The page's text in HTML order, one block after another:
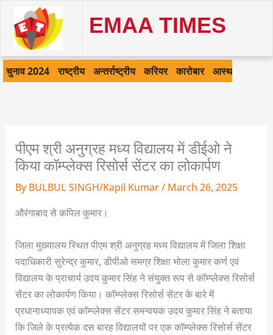
content
EMAA TIMES
चुनाव 2024 राष्ट्रीय अन्तर्राष्ट्रीय करियर कारोबार आस्था
पीएम श्री अनुग्रह मध्य विद्यालय में डीईओ ने
किया कॉम्प्लेक्स रिसोर्स सेंटर का लोकार्पण
ByBULBUL SINGH/Kapil Kumar/ March 26, 2025
औरंगाबाद से कपिल कुमार।
जिला मुख्यालय स्थित पीएम श्री अनुग्रह मध्य विद्यालय में जिला शिक्षा
पदाधिकारी सुरेन्द्र कुमार, डीपीओ समग्र शिक्षा भोला कुमार कर्ण एवं
विद्यालय के प्राचार्य उदय कुमार सिंह ने संयुक्त रूप से कॉम्प्लेक्स रिसोर्स
सेंटर का लोकार्पण किया। कॉम्प्लेक्स रिसोर्स सेंटर के बारे में
प्रधानाध्यापक एवं कॉम्प्लेक्स सेंटर समन्वयक उदय कुमार सिंह ने बताया
कि जिले के प्रत्येक दस बारह विद्यालयों पर एक कॉम्प्लेक्स रिसोर्स सेंटर